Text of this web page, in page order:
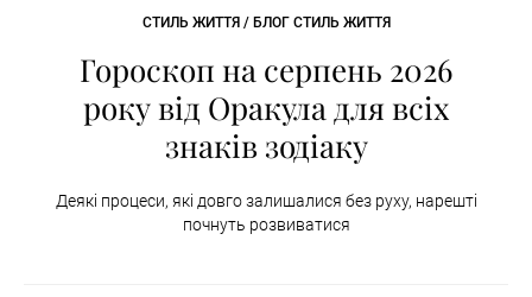
СТИЛЬ ЖИТТЯ / БЛОГ СТИЛЬ ЖИТТЯ
Гороскоп на серпень 2026
року від Оракула для всіх
знаків зодіаку
Деякі процеси, які довго залишалися без руху, нарешті
почнуть розвиватися